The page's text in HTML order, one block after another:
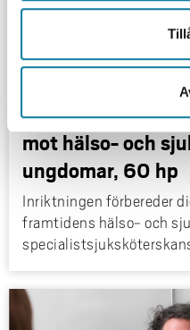
mot hälso- och
ungdomar, 60 hp
Inriktningen förbereder
framtidens hälso- och